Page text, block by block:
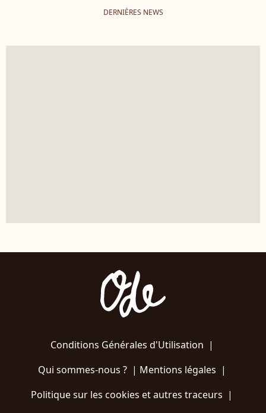
DERNIÈRES NEWS
Conditions Générales d'Utilisation |
Qui sommes-nous ?| Mentions légales |
Politique sur les cookies et autres traceurs |